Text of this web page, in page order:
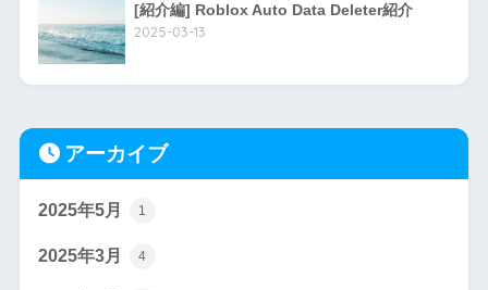
[紹介編] Roblox Auto Data Deleter紹介
2025-03-13
アーカイブ
2025年5月 1
2025年3月 4